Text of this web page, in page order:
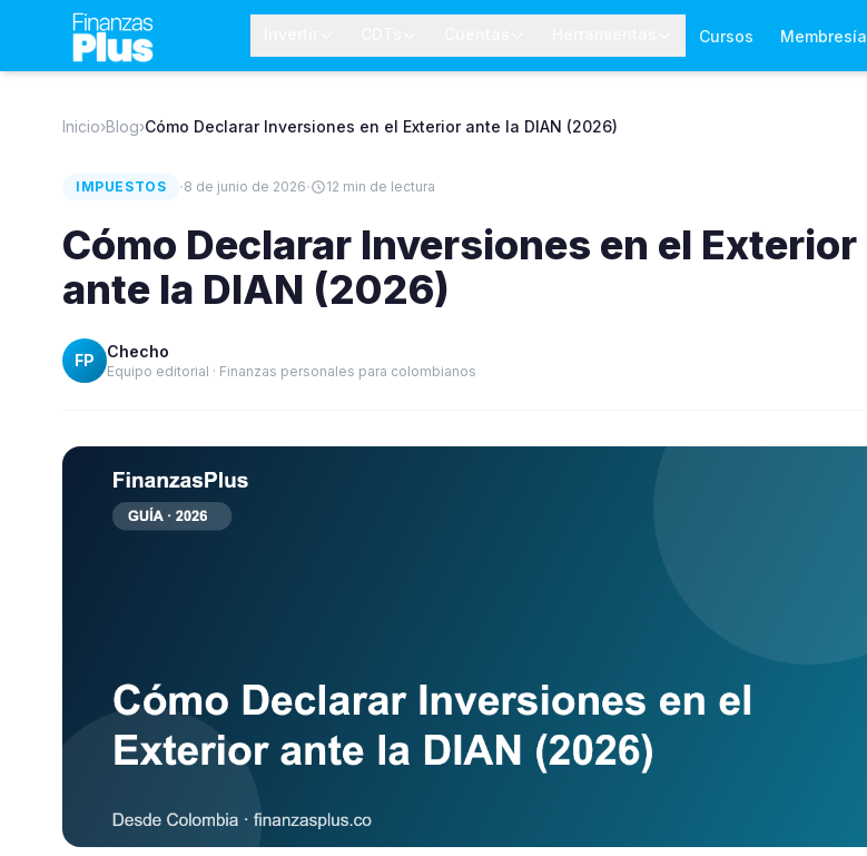
Cursos Membresía
Inicio›Blog›Cómo Declarar Inversiones en el Exterior ante la DIAN (2026)
IMPUESTOS ·8 de junio de 2026· 12 min de lectura
Cómo Declarar Inversiones en el Exterior
ante la DIAN (2026)
FP Checho
Equipo editorial · Finanzas personales para colombianos